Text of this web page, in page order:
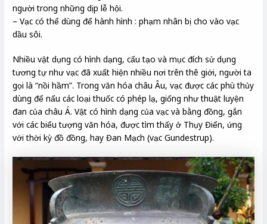
người trong những dịp lễ hội.
– Vạc có thể dùng để hành hình : phạm nhân bị cho vào vạc
dầu sôi.
Nhiều vật dụng có hình dạng, cấu tạo và mục đích sử dụng
tương tự như vạc đã xuất hiện nhiều nơi trên thê giới, người ta
gọi là “nồi hầm”. Trong văn hóa châu Âu, vạc được các phù thủy
dùng để nấu các loại thuốc có phép lạ, giống như thuật luyện
đan của châu Á. Vật có hình dạng của vạc và bằng đồng, gắn
với các biểu tượng văn hóa, được tìm thấy ở Thụy Điển, ứng
với thời kỳ đồ đồng, hay Đan Mạch (vạc Gundestrup).